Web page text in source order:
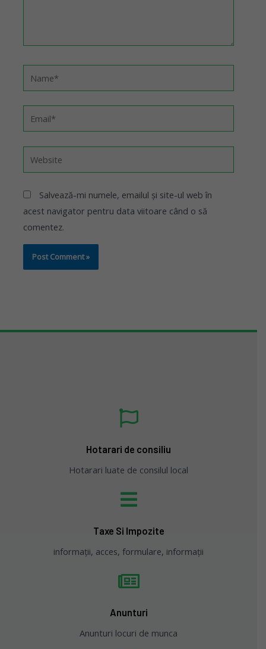
Salvează-mi numele, emailul și site-ul web în
acest navigator pentru data viitoare când o să
comentez.
Hotarari de consiliu
Hotarari luate de consilul local
Taxe Si Impozite
informații, acces, formulare, informații
Anunturi
Anunturi locuri de munca